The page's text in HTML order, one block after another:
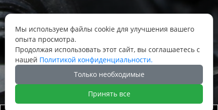
Адрес: Северная часть Западной улицы,
Чжоуцунь, поселок Сису, район Юннянь,
город Ханьдань, провинция Хэбэй, Китай
 
Мы используем файлы cookie для улучшения вашего
опыта просмотра.
Продолжая использовать этот сайт, вы соглашаетесь с
нашей Политикой конфиденциальности.
Только необходимые
Принять все